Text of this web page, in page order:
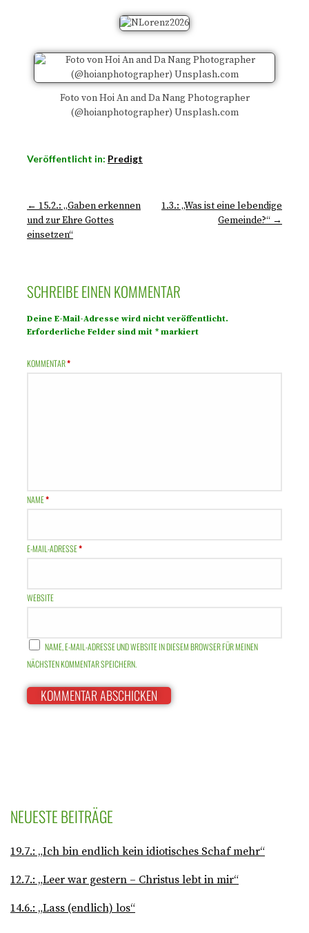
Foto von Hoi An and Da Nang Photographer
(@hoianphotographer) Unsplash.com
Veröffentlicht in: Predigt
← 15.2.: „Gaben erkennen
und zur Ehre Gottes
einsetzen“
1.3.: „Was ist eine lebendige
Gemeinde?“ →
SCHREIBE EINEN KOMMENTAR
Deine E-Mail-Adresse wird nicht veröffentlicht.
Erforderliche Felder sind mit * markiert
KOMMENTAR*
NAME*
E-MAIL-ADRESSE*
WEBSITE
NAME, E-MAIL-ADRESSE UND WEBSITE IN DIESEM BROWSER FÜR MEINEN
NÄCHSTEN KOMMENTAR SPEICHERN.
NEUESTE BEITRÄGE
19.7.: „Ich bin endlich kein idiotisches Schaf mehr“
12.7.: „Leer war gestern – Christus lebt in mir“
14.6.: „Lass (endlich) los“